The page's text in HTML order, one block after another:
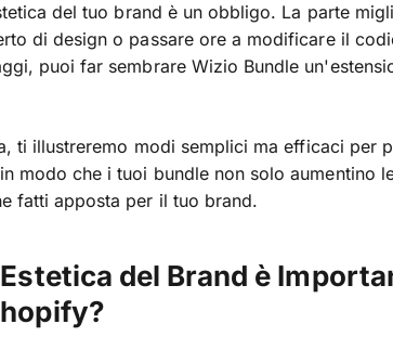
del tuo brand è un obbligo. La parte
di design o passare ore a modificare il
puoi far sembrare Wizio Bundle
ti illustreremo modi semplici ma efficaci per
modo che i tuoi bundle non solo aumentino
fatti apposta per il tuo brand.
del Brand è